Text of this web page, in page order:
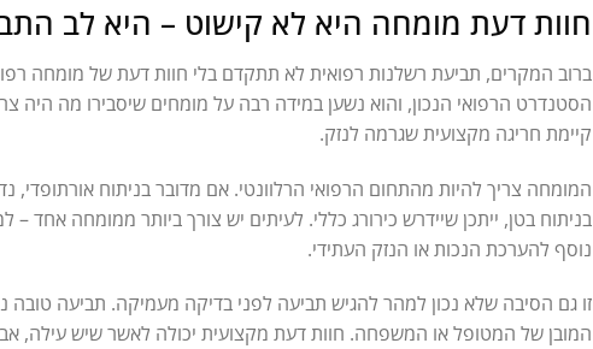
חוות דעת מומחה היא לא קישוט – היא לב
ברוב המקרים, תביעת רשלנות רפואית לא תתקדם בלי חוות דעת של מומחה
הסטנדרט הרפואי הנכון, והוא נשען במידה רבה על מומחים שיסבירו מה היה
קיימת חריגה מקצועית שגרמה לנזק.
המומחה צריך להיות מהתחום הרפואי הרלוונטי. אם מדובר בניתוח
בניתוח בטן, ייתכן שיידרש כירורג כללי. לעיתים יש צורך ביותר ממומחה אחד
נוסף להערכת הנכות או הנזק העתידי.
זו גם הסיבה שלא נכון למהר להגיש תביעה לפני בדיקה מעמיקה. תביעה
המובן של המטופל או המשפחה. חוות דעת מקצועית יכולה לאשר שיש עילה,